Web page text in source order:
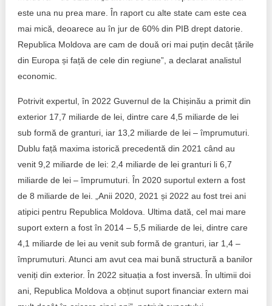
este una nu prea mare. În raport cu alte state cam este cea
mai mică, deoarece au în jur de 60% din PIB drept datorie.
Republica Moldova are cam de două ori mai puțin decât țările
din Europa și față de cele din regiune”, a declarat analistul
economic.
Potrivit expertul, în 2022 Guvernul de la Chișinău a primit din
exterior 17,7 miliarde de lei, dintre care 4,5 miliarde de lei
sub formă de granturi, iar 13,2 miliarde de lei – împrumuturi.
Dublu față maxima istorică precedentă din 2021 când au
venit 9,2 miliarde de lei: 2,4 miliarde de lei granturi li 6,7
miliarde de lei – împrumuturi. În 2020 suportul extern a fost
de 8 miliarde de lei. „Anii 2020, 2021 și 2022 au fost trei ani
atipici pentru Republica Moldova. Ultima dată, cel mai mare
suport extern a fost în 2014 – 5,5 miliarde de lei, dintre care
4,1 miliarde de lei au venit sub formă de granturi, iar 1,4 –
împrumuturi. Atunci am avut cea mai bună structură a banilor
veniți din exterior. În 2022 situația a fost inversă. În ultimii doi
ani, Republica Moldova a obținut suport financiar extern mai